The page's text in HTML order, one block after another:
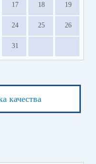
17 18 19
24 25 26
31
качества